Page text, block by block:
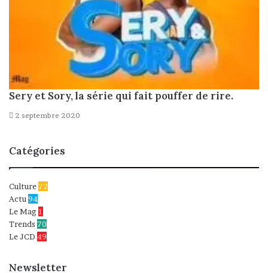
Sery et Sory, la série qui fait pouffer de rire.
2 septembre 2020
Catégories
Culture 72
Actu 94
Le Mag1
Trends 70
Le JCD 49
Newsletter